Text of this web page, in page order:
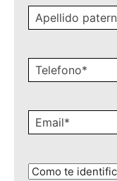
paterno*
te